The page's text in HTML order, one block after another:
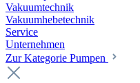
Vakuumtechnik
Vakuumhebetechnik
Service
Unternehmen
Zur Kategorie Pumpen